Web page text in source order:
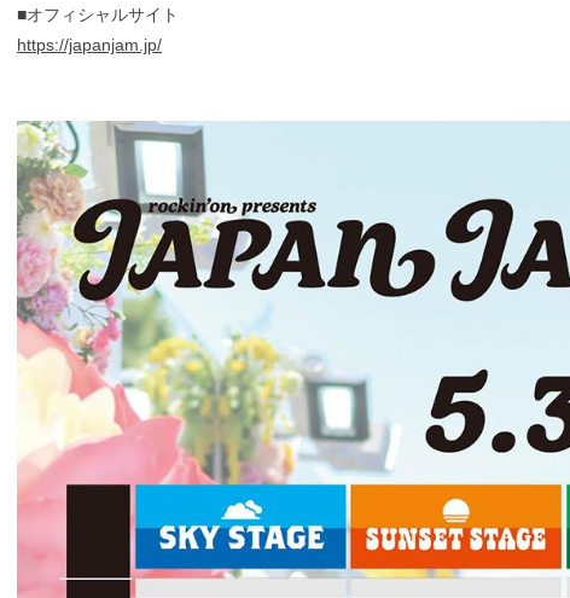
■オフィシャルサイト
https://japanjam.jp/